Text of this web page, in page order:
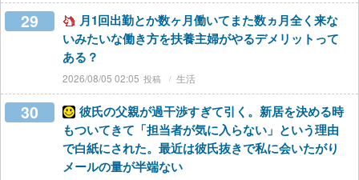
29
月1回出勤とか数ヶ月働いてまた数ヵ月全く来な
いみたいな働き方を扶養主婦がやるデメリットって
ある？
2026/08/05 02:05 生活
30
彼氏の父親が過干渉すぎて引く。新居を決める時
もついてきて「担当者が気に入らない」という理由
で白紙にされた。最近は彼氏抜きで私に会いたがり
メールの量が半端ない